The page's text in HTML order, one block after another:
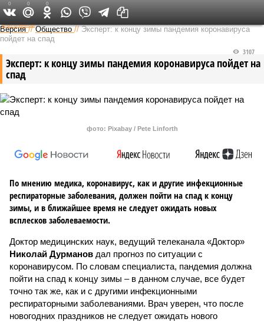
Федеральный выпуск
Версия //Общество //Эксперт: к концу зимы пандемия коронавируса
пойдет на спад
Эксперт: к концу зимы пандемия коронавируса пойдет на
спад
3107
фото: Pixabay / Pete Linforth
По мнению медика, коронавирус, как и другие инфекционные
респираторные заболевания, должен пойти на спад к концу
зимы, и в ближайшее время не следует ожидать новых
всплесков заболеваемости.
Доктор медицинских наук, ведущий телеканала «Доктор»
Николай Дурманов дал прогноз по ситуации с
коронавирусом. По словам специалиста, пандемия должна
пойти на спад к концу зимы – в данном случае, все будет
точно так же, как и с другими инфекционными
респираторными заболеваниями. Врач уверен, что после
новогодних праздников не следует ожидать нового
0 0 0